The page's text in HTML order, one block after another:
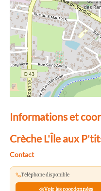
Informations et
Crèche L'Île aux
Contact
Téléphone disponible
Voir les coordonnées